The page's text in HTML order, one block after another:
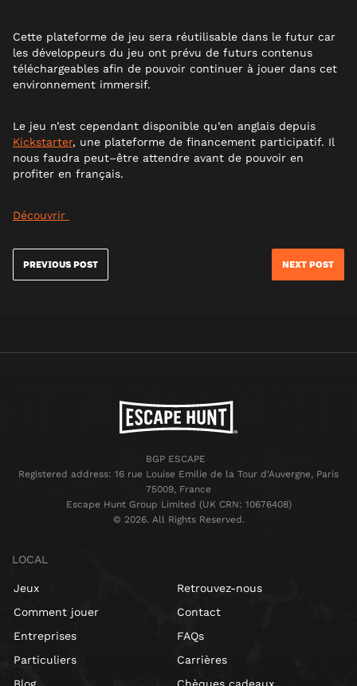
Cette plateforme de jeu sera réutilisable dans le futur car
les développeurs du jeu ont prévu de futurs contenus
téléchargeables afin de pouvoir continuer à jouer dans cet
environnement immersif.
Le jeu n’est cependant disponible qu’en anglais depuis
Kickstarter, une plateforme de financement participatif. Il
nous faudra peut–être attendre avant de pouvoir en
profiter en français.
Découvrir
PREVIOUS POST NEXT POST
BGP ESCAPE
Registered address: 16 rue Louise Emilie de la Tour d'Auvergne, Paris
75009, France
Escape Hunt Group Limited (UK CRN: 10676408)
©️ 2026. All Rights Reserved.
LOCAL
Jeux
Comment jouer
Entreprises
Particuliers
Retrouvez-nous
Contact
FAQs
Carrières